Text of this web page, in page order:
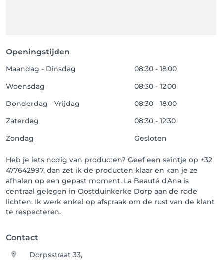
Openingstijden
Maandag - Dinsdag
08:30 - 18:00
Woensdag
08:30 - 12:00
Donderdag - Vrijdag
08:30 - 18:00
Zaterdag
08:30 - 12:30
Zondag
Gesloten
Heb je iets nodig van producten? Geef een seintje op +32
477642997, dan zet ik de producten klaar en kan je ze
afhalen op een gepast moment. La Beauté d'Ana is
centraal gelegen in Oostduinkerke Dorp aan de rode
lichten. Ik werk enkel op afspraak om de rust van de klant
te respecteren.
Contact
Dorpsstraat 33,